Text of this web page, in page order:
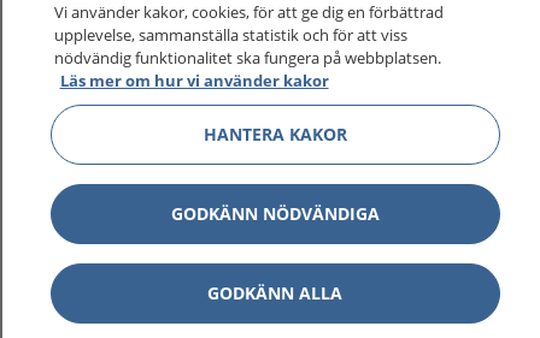
sjukdomar och vilka mottagningar du kan kontakta.
Logga in för att läsa din journal och göra dina
vårdärenden. Ring telefonnummer 1177 för
sjukvårdsrådgivning dygnet runt.
1177 ger dig råd när du vill må bättre.
1177 på flera språk Visa
Vi använder kakor, cookies, för att ge dig en förbättrad
upplevelse, sammanställa statistik och för att viss
nödvändig funktionalitet ska fungera på webbplatsen.
Läs mer om hur vi använder kakor
HANTERA KAKOR
GODKÄNN NÖDVÄNDIGA
GODKÄNN ALLA